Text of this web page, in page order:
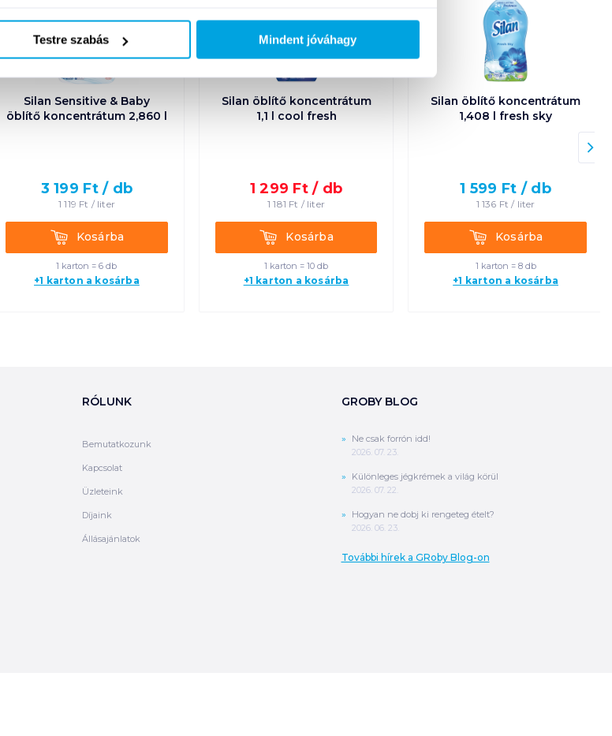
Testre szabás Mindent jóváhagy
Silan Sensitive & Baby
öblítő koncentrátum 2,860 l
3 199 Ft / db
1 119 Ft / liter
KosárbaKosárba
1 karton = 6 db
+1 karton a kosárba
Silan öblítő koncentrátum
1,1 l cool fresh
1 299 Ft / db
1 181 Ft / liter
KosárbaKosárba
1 karton = 10 db
+1 karton a kosárba
Silan öblítő koncentrátum
1,408 l fresh sky
1 599 Ft / db
1 136 Ft / liter
KosárbaKosárba
1 karton = 8 db
+1 karton a kosárba
RÓLUNK
Bemutatkozunk
Kapcsolat
Üzleteink
Díjaink
Állásajánlatok
GROBY BLOG
Ne csak forrón idd!
2026. 07. 23.
Különleges jégkrémek a világ körül
2026. 07. 22.
Hogyan ne dobj ki rengeteg ételt?
2026. 06. 23.
További hírek a GRoby Blog-on